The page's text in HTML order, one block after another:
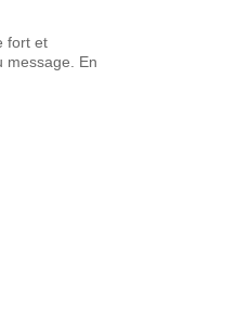
fort et
message. En